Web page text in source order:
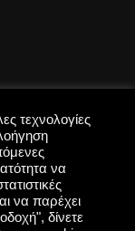
τεχνολογίες
να
να παρέχει
δίνετε